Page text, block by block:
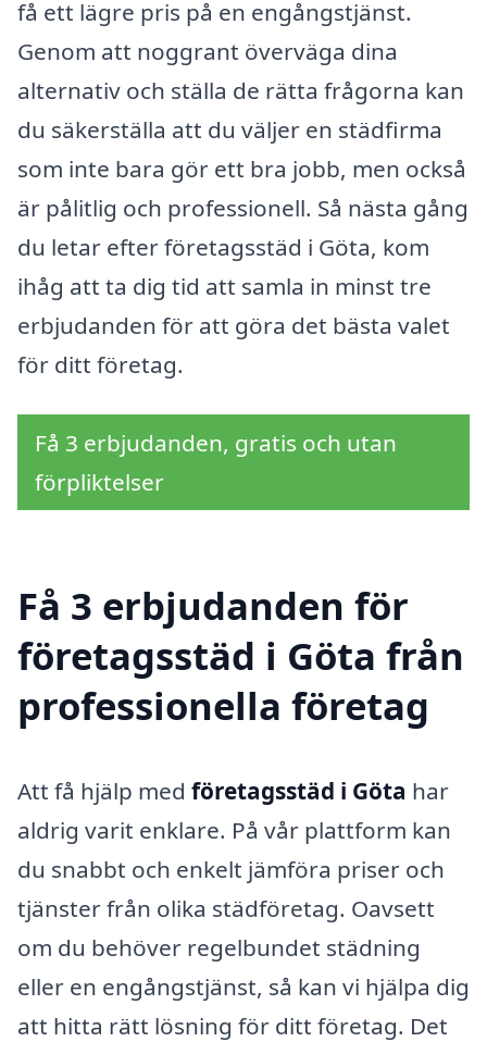
få ett lägre pris på en engångstjänst.
Genom att noggrant överväga dina
alternativ och ställa de rätta frågorna kan
du säkerställa att du väljer en städfirma
som inte bara gör ett bra jobb, men också
är pålitlig och professionell. Så nästa gång
du letar efter företagsstäd i Göta, kom
ihåg att ta dig tid att samla in minst tre
erbjudanden för att göra det bästa valet
för ditt företag.
Få 3 erbjudanden, gratis och utan
förpliktelser
Få 3 erbjudanden för
företagsstäd i Göta från
professionella företag
Att få hjälp med företagsstäd i Göta har
aldrig varit enklare. På vår plattform kan
du snabbt och enkelt jämföra priser och
tjänster från olika städföretag. Oavsett
om du behöver regelbundet städning
eller en engångstjänst, så kan vi hjälpa dig
att hitta rätt lösning för ditt företag. Det